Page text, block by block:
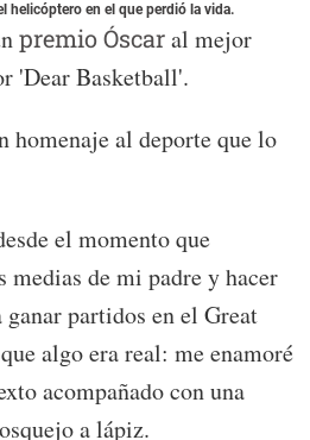
helicóptero en el que perdió la vida.
premio Óscaral mejor
'Dear Basketball'.
homenaje al deporte que lo
el momento que
medias de mi padre y hacer
partidos en el Great
algo era real: me enamoré
acompañado con una
a lápiz.